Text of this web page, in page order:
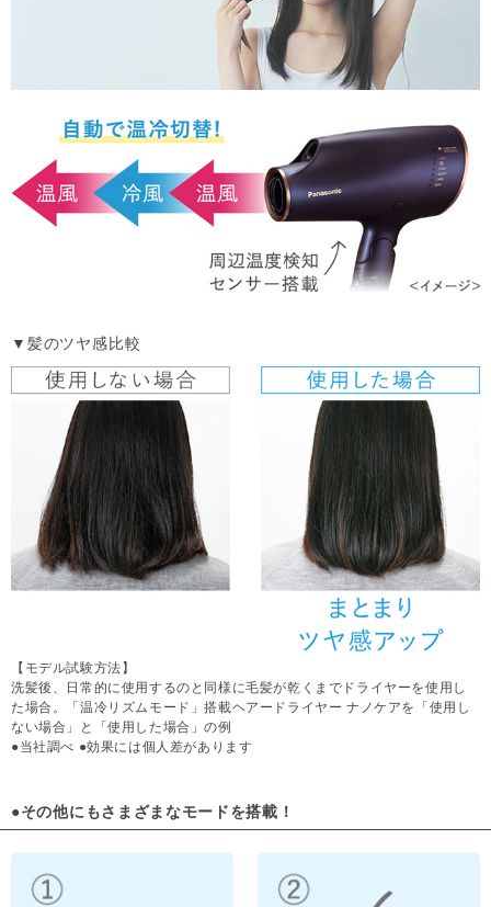
▼髪のツヤ感比較
【モデル試験方法】
洗髪後、日常的に使用するのと同様に毛髪が乾くまでドライヤーを使用し
た場合。「温冷リズムモード」搭載ヘアードライヤー ナノケアを「使用し
ない場合」と「使用した場合」の例
●当社調べ ●効果には個人差があります
●その他にもさまざまなモードを搭載！